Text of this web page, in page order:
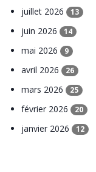
juillet 2026 13
juin 2026 14
mai 2026 9
avril 2026 26
mars 2026 25
février 2026 20
janvier 2026 12